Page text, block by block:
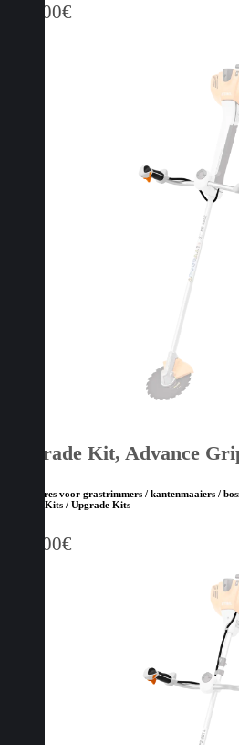
130,00€
Upgrade Kit, Advance
Accessoires voor grastrimmers / kantenmaaiers /
/ STIHL Kits / Upgrade Kits
130,00€